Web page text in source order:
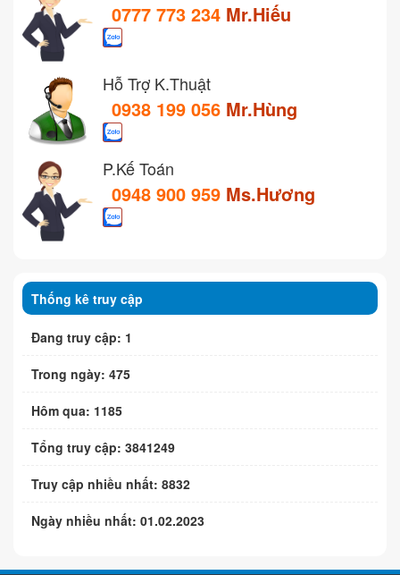
0777 773 234 Mr.Hiếu
Hỗ Trợ K.Thuật
0938 199 056 Mr.Hùng
P.Kế Toán
0948 900 959 Ms.Hương
Thống kê truy cập
Đang truy cập: 1
Trong ngày: 475
Hôm qua: 1185
Tổng truy cập: 3841249
Truy cập nhiều nhất: 8832
Ngày nhiều nhất: 01.02.2023